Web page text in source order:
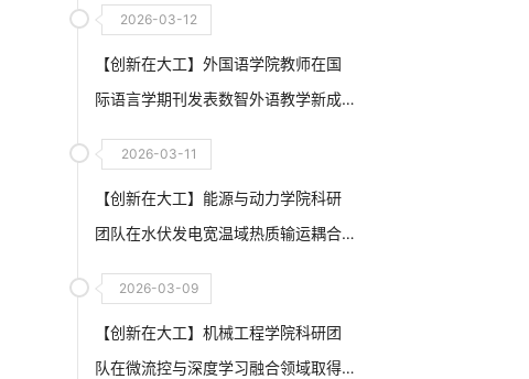
2026-03-12
【创新在大工】外国语学院教师在国
际语言学期刊发表数智外语教学新成
2026-03-11
【创新在大工】能源与动力学院科研
团队在水伏发电宽温域热质输运耦合
进展
2026-03-09
【创新在大工】机械工程学院科研团
队在微流控与深度学习融合领域取得